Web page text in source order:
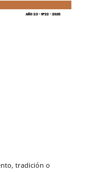
tradición o